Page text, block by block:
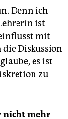
Denn ich
ist
mit
Diskussion
es ist
zu
nicht mehr